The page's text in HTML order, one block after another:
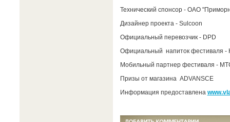
Технический спонсор - ОАО
Дизайнер проекта - Sulcoon
Официальный перевозчик - DPD
Официальный напиток фестиваля -
Мобильный партнер фестиваля -
Призы от магазина ADVANSCE
Информация предоставлена